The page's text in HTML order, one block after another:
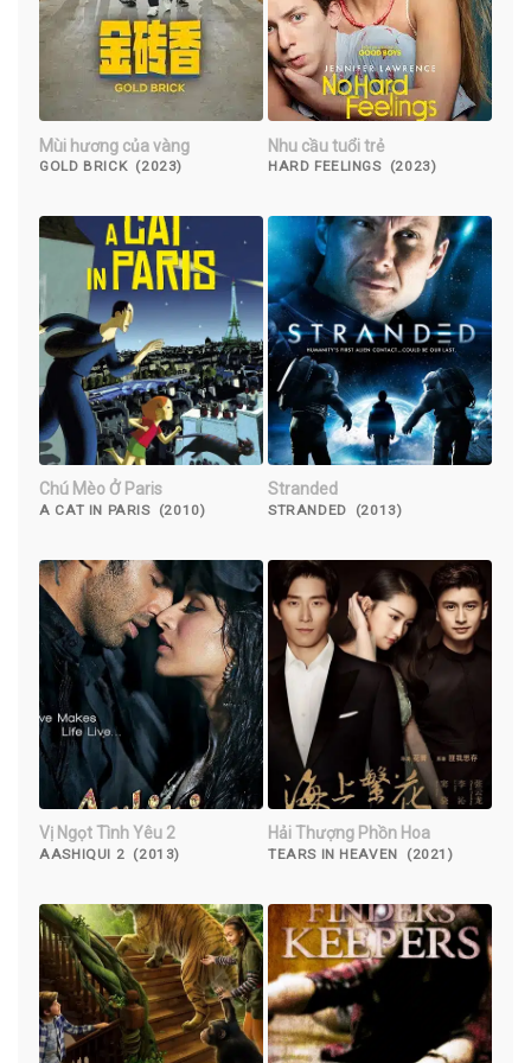
Mùi hương của vàng
GOLD BRICK (2023)
Nhu cầu tuổi trẻ
HARD FEELINGS (2023)
Chú Mèo Ở Paris
A CAT IN PARIS (2010)
Stranded
STRANDED (2013)
Vị Ngọt Tình Yêu 2
AASHIQUI 2 (2013)
Hải Thượng Phồn Hoa
TEARS IN HEAVEN (2021)